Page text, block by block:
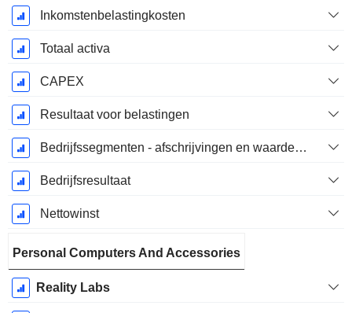
Inkomstenbelastingkosten
Totaal activa
CAPEX
Resultaat voor belastingen
Bedrijfssegmenten - afschrijvingen en waardeverminderingen
Bedrijfsresultaat
Nettowinst
Personal Computers And Accessories
Reality Labs